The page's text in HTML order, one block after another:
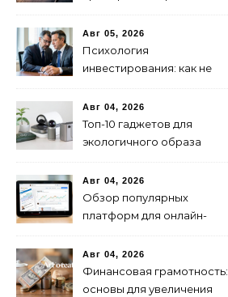
безопасной езды
Авг 05, 2026
Психология
инвестирования: как не
рынка
Авг 04, 2026
Топ-10 гаджетов для
экологичного образа
Авг 04, 2026
Обзор популярных
платформ для онлайн-
Авг 04, 2026
Финансовая грамотность:
основы для увеличения